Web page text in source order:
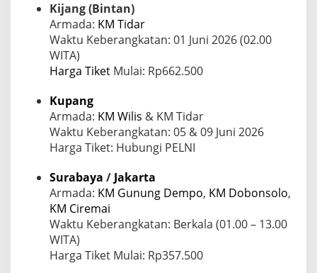
n
g
k
t
y
g
H
a
r
s
A
d
a
e
Kijang (Bintan)
Armada: KM Tidar
Waktu Keberangkatan: 01 Juni 2026 (02.00
WITA)
Harga Tiket Mulai: Rp662.500
Kupang
Armada: KM Wilis & KM Tidar
Waktu Keberangkatan: 05 & 09 Juni 2026
Harga Tiket: Hubungi PELNI
Surabaya / Jakarta
Armada: KM Gunung Dempo, KM Dobonsolo,
KM Ciremai
Waktu Keberangkatan: Berkala (01.00 – 13.00
WITA)
Harga Tiket Mulai: Rp357.500